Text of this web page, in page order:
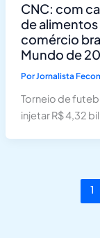
CNC: com
de
comércio
Mundo de
PorJornalista
Torneio de
injetar R$ 4,32
1